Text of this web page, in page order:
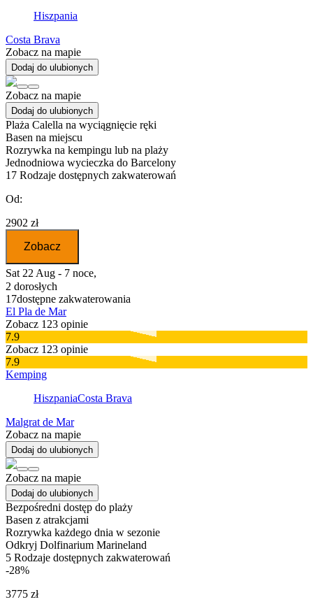
Hiszpania
Costa Brava
Zobacz na mapie
Dodaj do ulubionych
Zobacz na mapie
Dodaj do ulubionych
Plaża Calella na wyciągnięcie ręki
Basen na miejscu
Rozrywka na kempingu lub na plaży
Jednodniowa wycieczka do Barcelony
17 Rodzaje dostępnych zakwaterowań
Od:
2902 zł
Zobacz
Sat 22 Aug - 7 noce,
2 dorosłych
17dostępne zakwaterowania
El Pla de Mar
Zobacz 123 opinie
7.9
Zobacz 123 opinie
7.9
Kemping
HiszpaniaCosta Brava
Malgrat de Mar
Zobacz na mapie
Dodaj do ulubionych
Zobacz na mapie
Dodaj do ulubionych
Bezpośredni dostęp do plaży
Basen z atrakcjami
Rozrywka każdego dnia w sezonie
Odkryj Dolfinarium Marineland
5 Rodzaje dostępnych zakwaterowań
-28%
3775 zł